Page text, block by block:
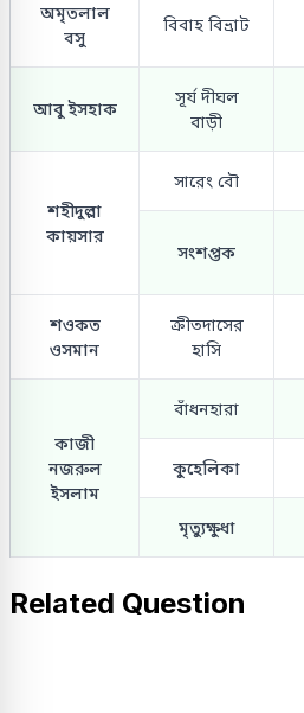
অমৃতলাল
বসু
বিবাহ বিভ্রাট
আবু ইসহাক
সূর্য দীঘল
বাড়ী
শহীদুল্লা
কায়সার
সারেং বৌ
সংশপ্তক
শওকত
ওসমান
ক্রীতদাসের
হাসি
কাজী
নজরুল
ইসলাম
বাঁধনহারা
কুহেলিকা
মৃত্যুক্ষুধা
Related Question